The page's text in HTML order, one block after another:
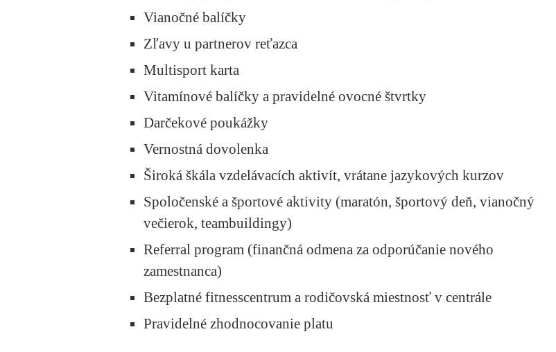
Vianočné balíčky
Zľavy u partnerov reťazca
Multisport karta
Vitamínové balíčky a pravidelné ovocné štvrtky
Darčekové poukážky
Vernostná dovolenka
Široká škála vzdelávacích aktivít, vrátane jazykových kurzov
Spoločenské a športové aktivity (maratón, športový deň, vianočný
večierok, teambuildingy)
Referral program (finančná odmena za odporúčanie nového
zamestnanca)
Bezplatné fitnesscentrum a rodičovská miestnosť v centrále
Pravidelné zhodnocovanie platu